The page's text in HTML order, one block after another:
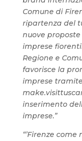
Comune di
ripartenza del
nuove
imprese
Regione e
favorisce la
imprese
inserimento
imprese.”
“’Firenze come